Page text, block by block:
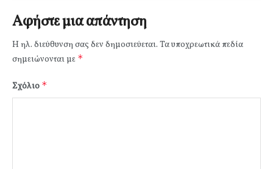
Αφήστε μια απάντηση
Η ηλ. διεύθυνση σας δεν δημοσιεύεται. Τα υποχρεωτικά πεδία
σημειώνονται με *
Σχόλιο *